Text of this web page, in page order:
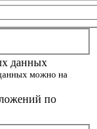
данных
можно на
по